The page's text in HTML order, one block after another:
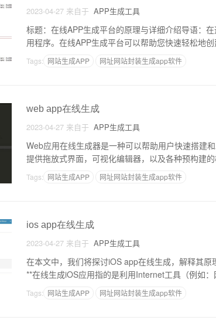
2023-04-27 来自于 APP生成工具
标题：在线APP生成平台的原理与详细介绍导语：
用程序。在线APP生成平台可以帮助您快速轻松地
台的原理和功能，帮助您轻松上手。一、什么是在线
Tags: 网站生成APP 网址网站封装生成app软件
web app在线生成
2023-04-27 来自于 APP生成工具
Web应用在线生成器是一种可以帮助用户快速搭建
提供拖放式界面，可视化编辑器，以及各种预构建
能丰富的Web应用。在这篇文章中，我们将详细介绍
Tags: 网站生成APP 网址网站封装生成app软件
ios app在线生成
2023-04-27 来自于 APP生成工具
在本文中，我们将探讨iOS app在线生成，解释其原
**在线生成iOS应用指的是利用Internet工具（例如
常为那些没有专业编程经验的用户提
Tags: 网站生成APP 网址网站封装生成app软件